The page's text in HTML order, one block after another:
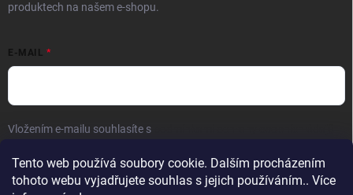
Tento web používá soubory cookie. Dalším procházením
tohoto webu vyjadřujete souhlas s jejich používáním.. Více
produktech na našem e-shopu.
E-MAIL
Vložením e-mailu souhlasíte s
Přihlásit se